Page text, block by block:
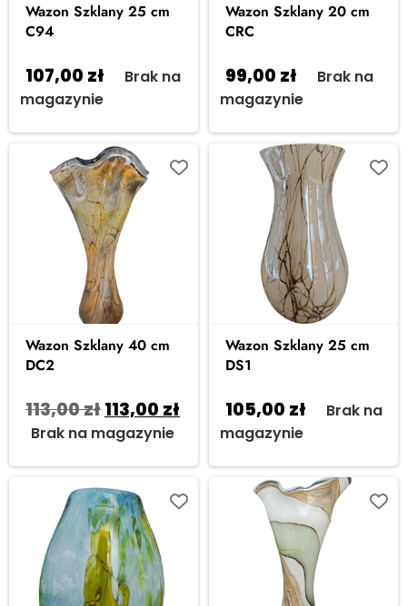
Wazon Szklany 25 cm
C94
107,00 zł
Brak na
magazynie
Wazon Szklany 20 cm
CRC
99,00 zł
Brak na
magazynie
Wazon Szklany 40 cm
DC2
113,00zł113,00 zł
Brak na magazynie
Wazon Szklany 25 cm
DS1
105,00 zł
Brak na
magazynie